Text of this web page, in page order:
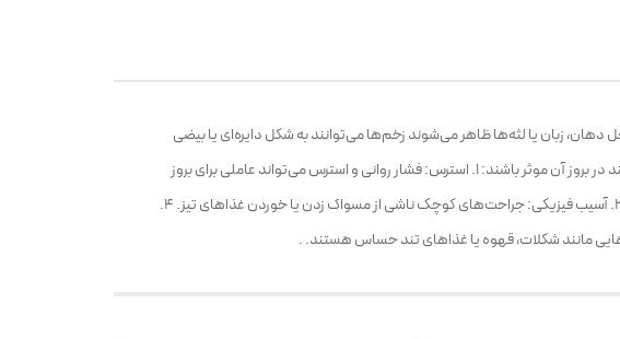
زبان یا لثه‌ها ظاهر می‌شوند زخم‌ها می‌توانند به شکل دایره‌ای یا بیضی
شکل و با حاشیه قرمز باشند. ### علت‌ها علت‌های دقیق آفت دهان هنوز به طور کامل مشخص نیست، اما عوامل زیر می‌توانند در بروز آن موثر باشند: 1. استرس: فشار روانی و استرس می‌تواند عاملی برای بروز
آفت‌ها باشد. 2. تغذیه نامناسب: کمبود ویتامین‌ها (مثل ویتامین B12، فولیک اسید و آهن) می‌تواند به ایجاد آفت کمک کند. 3. آسیب فیزیکی: جراحت‌های کوچک ناشی از مسواک زدن یا خوردن غذاهای تیز. 4.